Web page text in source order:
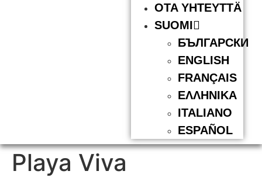
OTA YHTEYTTÄ
SUOMI
БЪЛГАРСКИ
ENGLISH
FRANÇAIS
ΕΛΛΗΝΙΚΆ
ITALIANO
ESPAÑOL
Playa Viva